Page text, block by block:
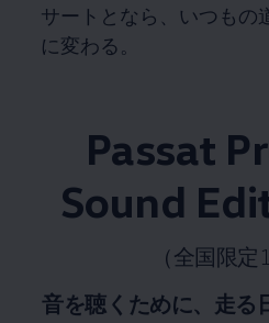
サートとなら、いつもの
に変わる。
Passat
Sound
（全国限定
音を聴くために、走る